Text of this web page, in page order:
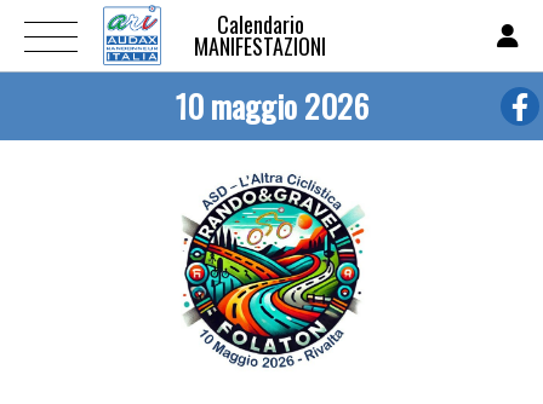
Calendario
MANIFESTAZIONI
10 maggio 2026